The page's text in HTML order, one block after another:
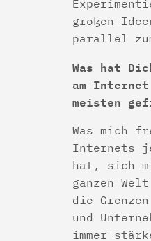
großen
parallel
Was hat
am
meisten
Was mich
Internets
hat, sich
ganzen
die Grenzen
und
immer